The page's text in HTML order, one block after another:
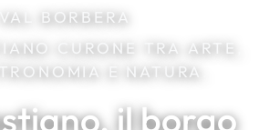
VAL BORBERA
CURONE TRA ARTE,
E NATURA.
il borgo